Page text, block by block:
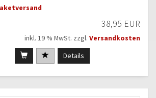
38,95 EUR
inkl. 19 % MwSt. zzgl. Versandkosten
Details